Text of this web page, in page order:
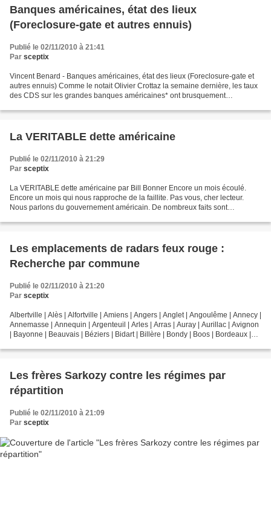
Banques américaines, état des lieux
(Foreclosure-gate et autres ennuis)
Publié le 02/11/2010 à 21:41
Par sceptix
Vincent Benard - Banques américaines, état des lieux (Foreclosure-gate et
autres ennuis) Comme le notait Olivier Crottaz la semaine dernière, les taux
des CDS sur les grandes banques américaines* ont brusquement
La VERITABLE dette américaine
Publié le 02/11/2010 à 21:29
Par sceptix
La VERITABLE dette américaine par Bill Bonner Encore un mois écoulé.
Encore un mois qui nous rapproche de la faillite. Pas vous, cher lecteur.
Nous parlons du gouvernement américain. De nombreux faits sont
Les emplacements de radars feux rouge :
Recherche par commune
Publié le 02/11/2010 à 21:20
Par sceptix
Albertville | Alès | Alfortville | Amiens | Angers | Anglet | Angoulême | Annecy |
Annemasse | Annequin | Argenteuil | Arles | Arras | Auray | Aurillac | Avignon
| Bayonne | Beauvais | Béziers | Bidart | Billère | Bondy | Boos | Bordeaux |
Les frères Sarkozy contre les régimes par
répartition
Publié le 02/11/2010 à 21:09
Par sceptix